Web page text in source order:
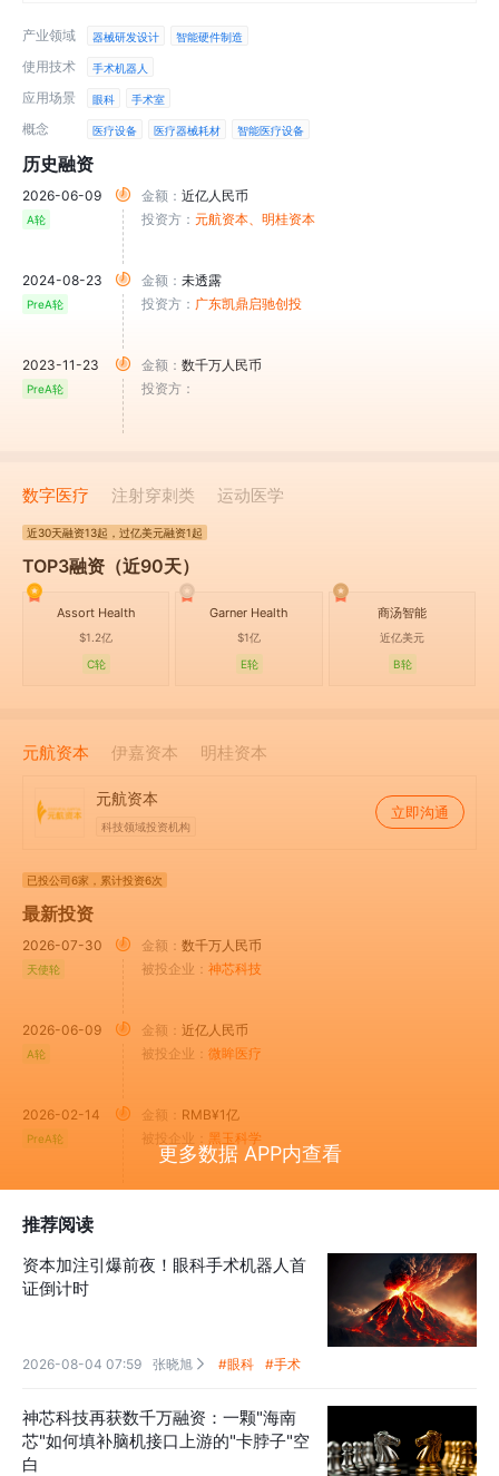
产业领域 器械研发设计 智能硬件制造
使用技术 手术机器人
应用场景 眼科 手术室
概念 医疗设备 医疗器械耗材 智能医疗设备
历史融资
2026-06-09
A轮
金额： 近亿人民币
投资方： 元航资本 、明桂资本
2024-08-23
PreA轮
金额： 未透露
投资方： 广东凯鼎启驰创投
2023-11-23
PreA轮
金额： 数千万人民币
投资方：
数字医疗 注射穿刺类 运动医学
近30天融资13起 ，过亿美元融资1起
TOP3融资（近90天）
Assort Health
$1.2亿
C轮
Garner Health
$1亿
E轮
商汤智能
近亿美元
B轮
元航资本 伊嘉资本 明桂资本
元航资本
科技领域投资机构
立即沟通
已投公司6家 ，累计投资6次
最新投资
2026-07-30
天使轮
金额： 数千万人民币
被投企业： 神芯科技
2026-06-09
A轮
金额： 近亿人民币
被投企业： 微眸医疗
2026-02-14
PreA轮
金额： RMB¥1亿
被投企业： 黑玉科学
更多数据 APP内查看
推荐阅读
资本加注引爆前夜！眼科手术机器人首
证倒计时
2026-08-04 07:59 张晓旭  #眼科 #手术
神芯科技再获数千万融资：一颗"海南
芯"如何填补脑机接口上游的"卡脖子"空
白